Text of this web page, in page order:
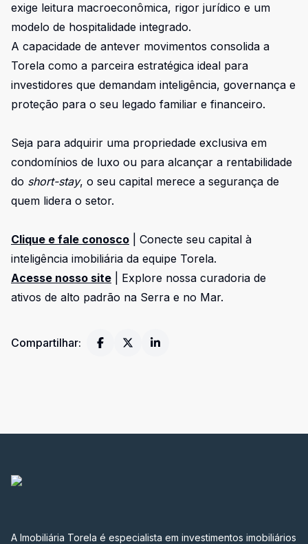
exige leitura macroeconômica, rigor jurídico e um
modelo de hospitalidade integrado.
A capacidade de antever movimentos consolida a
Torela como a parceira estratégica ideal para
investidores que demandam inteligência, governança e
proteção para o seu legado familiar e financeiro.
Seja para adquirir uma propriedade exclusiva em
condomínios de luxo ou para alcançar a rentabilidade
do short-stay, o seu capital merece a segurança de
quem lidera o setor.
Clique e fale conosco | Conecte seu capital à
inteligência imobiliária da equipe Torela.
Acesse nosso site | Explore nossa curadoria de
ativos de alto padrão na Serra e no Mar.
Compartilhar:
A Imobiliária Torela é especialista em investimentos imobiliários